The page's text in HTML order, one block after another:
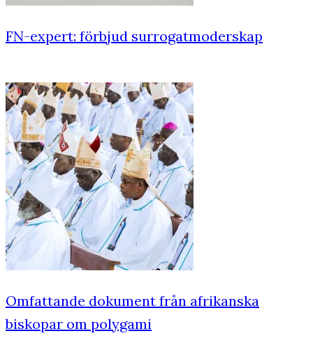
FN-expert: förbjud surrogatmoderskap
Omfattande dokument från afrikanska
biskopar om polygami